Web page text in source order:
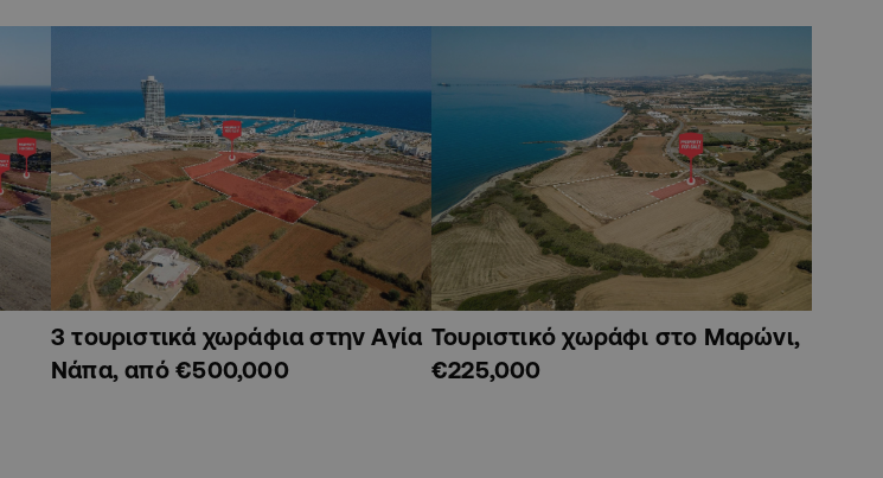
3 τουριστικά χωράφια στην Αγία
Νάπα, από €500,000
Τουριστικό χωράφι στο Μαρώνι,
€225,000